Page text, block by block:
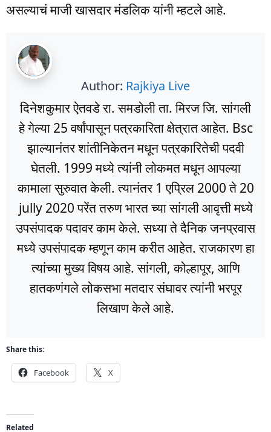
असल्याचं माजी खासदार मंडलिक यांनी म्हटले आहे.
Author: Rajkiya Live
दिनेशकुमार ऐतवडे रा. समडोली ता. मिरज जि. सांगली
हे गेल्या 25 वर्षांपासून पत्रकारिता क्षेत्रात आहेत. Bsc
झाल्यानंतर शांतीनिकेतन मधून पत्रकारितेची पदवी
घेतली. 1999 मध्ये त्यांनी लोकमत मधून आपल्या
कामाला सुरुवात केली. त्यानंतर 1 एप्रिल 2000 ते 20
jully 2020 परेंत तरुण भारत च्या सांगली आवृत्ती मध्ये
उपसंपादक पदावर काम केले. सध्या ते दैनिक जनप्रवास
मध्ये उपसंपादक म्हणून काम करीत आहेत. राजकारण हा
त्यांच्या मुख्य विषय आहे. सांगली, कोल्हापूर, आणि
हातकणंगले लोकसभा मतदार संघावर त्यांनी भरपूर
लिखाण केले आहे.
Share this:
Facebook X
Related